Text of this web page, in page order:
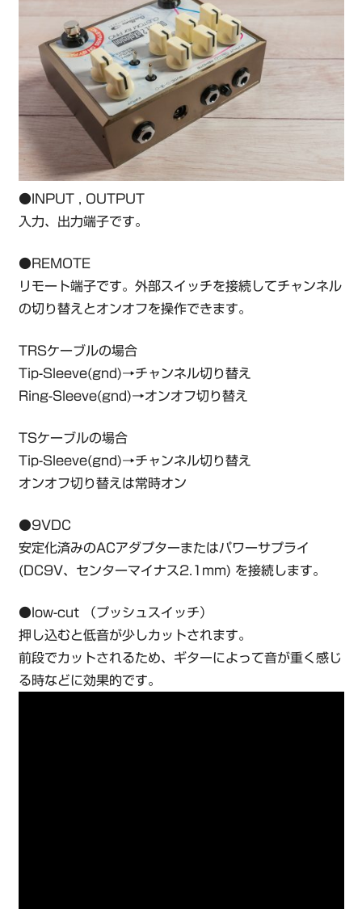
●INPUT , OUTPUT
入力、出力端子です。
●REMOTE
リモート端子です。外部スイッチを接続してチャンネル
の切り替えとオンオフを操作できます。
TRSケーブルの場合
Tip-Sleeve(gnd)→チャンネル切り替え
Ring-Sleeve(gnd)→オンオフ切り替え
TSケーブルの場合
Tip-Sleeve(gnd)→チャンネル切り替え
オンオフ切り替えは常時オン
●9VDC
安定化済みのACアダプターまたはパワーサプライ
(DC9V、センターマイナス2.1mm) を接続します。
●low-cut （プッシュスイッチ）
押し込むと低音が少しカットされます。
前段でカットされるため、ギターによって音が重く感じ
る時などに効果的です。